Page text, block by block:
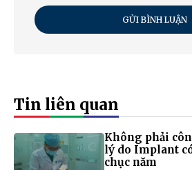
GỬI BÌNH LUẬN
Tin liên quan
Không phải
lý do Implant
chục năm